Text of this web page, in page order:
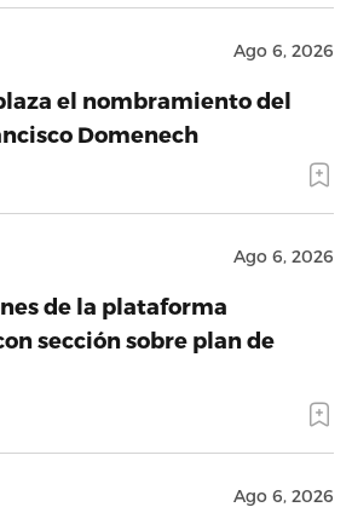
Ago 6, 2026
el nombramiento del
Domenech
Ago 6, 2026
de la plataforma
sección sobre plan de
Ago 6, 2026